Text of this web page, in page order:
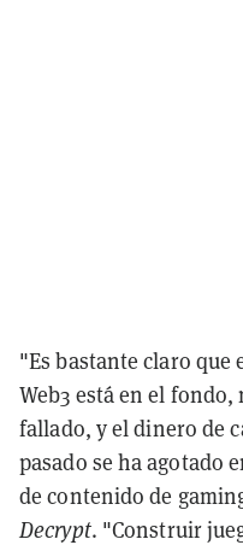
"Es bastante claro
Web3 está en el
fallado, y el dinero de
pasado se ha agotado
de contenido de
Decrypt. "Construir